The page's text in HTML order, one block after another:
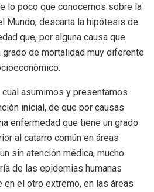
lo poco que conocemos sobre la
Mundo, descarta la hipótesis de
que, por alguna causa que
de mortalidad muy diferente
asumimos y presentamos
inicial, de que por causas
enfermedad que tiene un grado
al catarro común en áreas
sin atención médica, mucho
de las epidemias humanas
en el otro extremo, en las áreas